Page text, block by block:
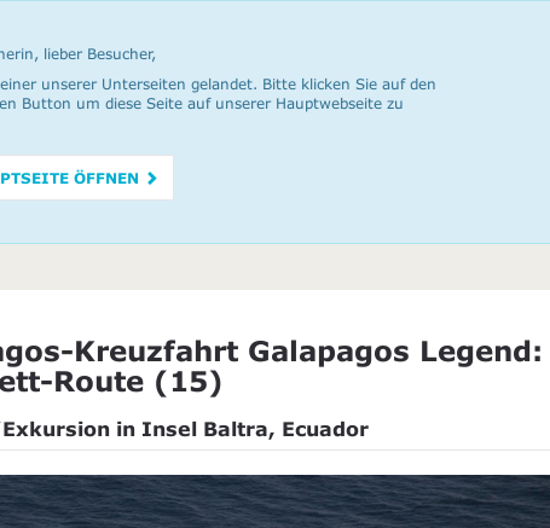
lieber Besucher,
unserer Unterseiten gelandet. Bitte klicken Sie auf den
Button um diese Seite auf unserer Hauptwebseite zu
ÖFFNEN
Kreuzfahrt Galapagos Legend:
Route (15)
in Insel Baltra, Ecuador